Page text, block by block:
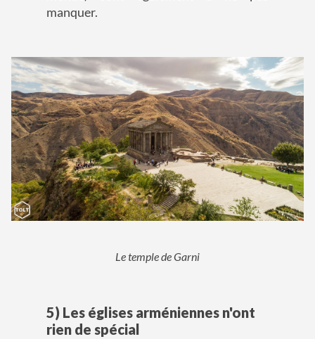
manquer.
Le temple de Garni
5) Les églises arméniennes n'ont
rien de spécial